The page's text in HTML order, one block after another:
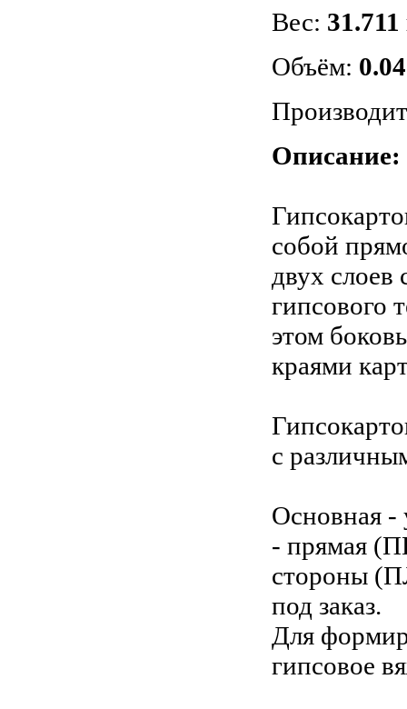
Вес: 31.711
Объём:
Описание:
собой
двух слоев
гипсового
этом
краями
с
Основная -
- прямая
стороны
под заказ.
Для
гипсовое